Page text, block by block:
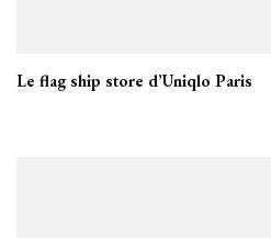
Le flag ship store d’Uniqlo Paris